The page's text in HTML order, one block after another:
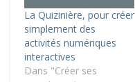
La Quizinière, pour créer
simplement des
activités numériques
interactives
Dans "Créer ses